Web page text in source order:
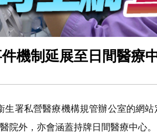
機制延展至日間醫療
署私營醫療機構規管辦公室的網站
院外，亦會涵蓋持牌日間醫療中心。